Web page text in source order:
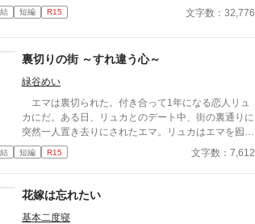
です。 完結まで書き終わっております。 よろしくお
願いいたします。
繁に屋敷を訪れることに違和感を覚える。
短編 R15 文字数：32,776
裏切りの街 ～すれ違う心～
緑谷めい
エマは裏切られた。付き合って1年になる恋人リュ
カにだ。ある日、リュカとのデート中、街の裏通りに
突然一人置き去りにされたエマ。リュカはエマを囮に
した。彼は騎士としての手柄欲しさにエマを利用した
のだ。※ 全５話完結予定
短編 R15 文字数：7,612
花嫁は忘れたい
基本二度寝